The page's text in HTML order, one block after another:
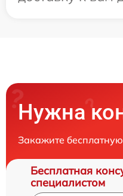
Нужна
Закажите
Бесплатная
специалистом